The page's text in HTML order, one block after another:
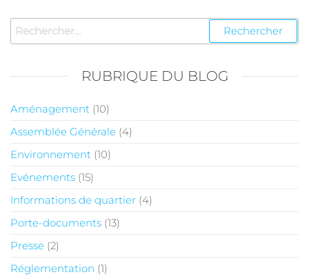
RUBRIQUE DU BLOG
Aménagement (10)
Assemblée Générale (4)
Environnement (10)
Evénements (15)
Informations de quartier (4)
Porte-documents (13)
Presse (2)
Réglementation (1)